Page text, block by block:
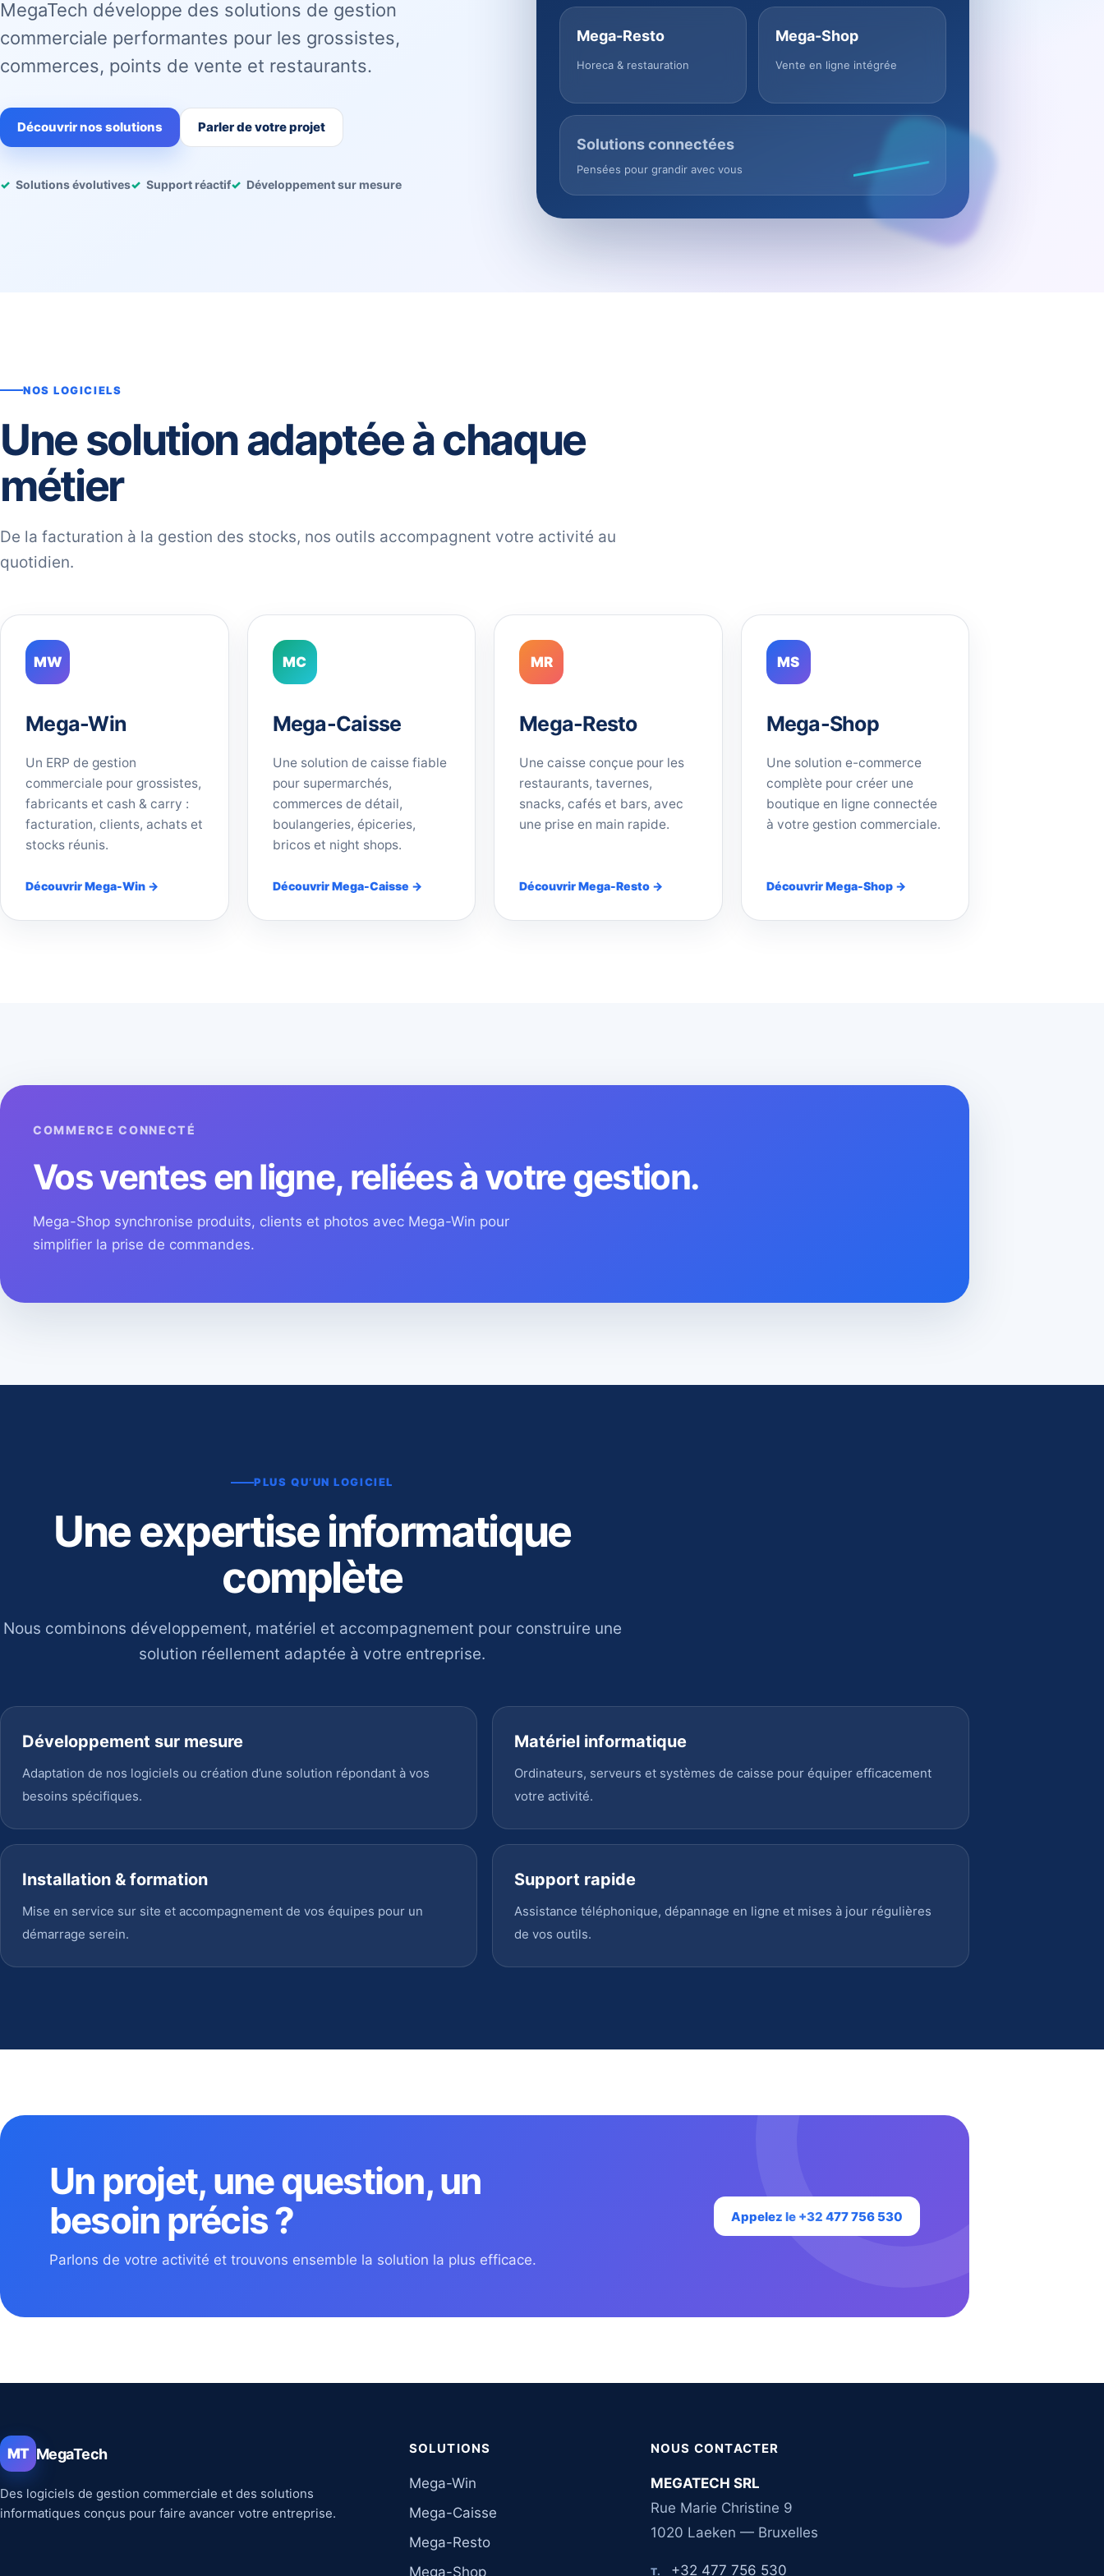
MegaTech développe des solutions de gestion
commerciale performantes pour les grossistes,
commerces, points de vente et restaurants.
Découvrir nos solutions Parler de votre projet
Solutions évolutives Support réactif Développement sur mesure
Mega-Resto
Horeca & restauration
Mega-Shop
Vente en ligne intégrée
Solutions connectées
Pensées pour grandir avec vous
NOS LOGICIELS
Une solution adaptée à chaque
métier
De la facturation à la gestion des stocks, nos outils accompagnent votre activité au
quotidien.
MW
Mega-Win
Un ERP de gestion
commerciale pour grossistes,
fabricants et cash & carry :
facturation, clients, achats et
stocks réunis.
Découvrir Mega-Win →
MC
Mega-Caisse
Une solution de caisse fiable
pour supermarchés,
commerces de détail,
boulangeries, épiceries,
bricos et night shops.
Découvrir Mega-Caisse →
MR
Mega-Resto
Une caisse conçue pour les
restaurants, tavernes,
snacks, cafés et bars, avec
une prise en main rapide.
Découvrir Mega-Resto →
MS
Mega-Shop
Une solution e-commerce
complète pour créer une
boutique en ligne connectée
à votre gestion commerciale.
Découvrir Mega-Shop →
COMMERCE CONNECTÉ
Vos ventes en ligne, reliées à votre gestion.
Mega-Shop synchronise produits, clients et photos avec Mega-Win pour
simplifier la prise de commandes.
PLUS QU’UN LOGICIEL
Une expertise informatique
complète
Nous combinons développement, matériel et accompagnement pour construire une
solution réellement adaptée à votre entreprise.
Développement sur mesure
Adaptation de nos logiciels ou création d’une solution répondant à vos
besoins spécifiques.
Matériel informatique
Ordinateurs, serveurs et systèmes de caisse pour équiper efficacement
votre activité.
Installation & formation
Mise en service sur site et accompagnement de vos équipes pour un
démarrage serein.
Support rapide
Assistance téléphonique, dépannage en ligne et mises à jour régulières
de vos outils.
Un projet, une question, un
besoin précis ?
Parlons de votre activité et trouvons ensemble la solution la plus efficace.
Appelez le +32 477 756 530
MT MegaTech
Des logiciels de gestion commerciale et des solutions
informatiques conçus pour faire avancer votre entreprise.
SOLUTIONS
Mega-Win
Mega-Caisse
Mega-Resto
Mega-Shop
NOUS CONTACTER
MEGATECH SRL
Rue Marie Christine 9
1020 Laeken — Bruxelles
T. +32 477 756 530